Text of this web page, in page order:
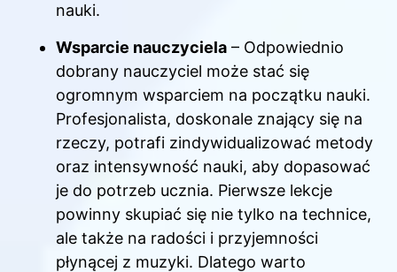
nauki.
Wsparcie nauczyciela – Odpowiednio
dobrany nauczyciel może stać się
ogromnym wsparciem na początku nauki.
Profesjonalista, doskonale znający się na
rzeczy, potrafi zindywidualizować metody
oraz intensywność nauki, aby dopasować
je do potrzeb ucznia. Pierwsze lekcje
powinny skupiać się nie tylko na technice,
ale także na radości i przyjemności
płynącej z muzyki. Dlatego warto